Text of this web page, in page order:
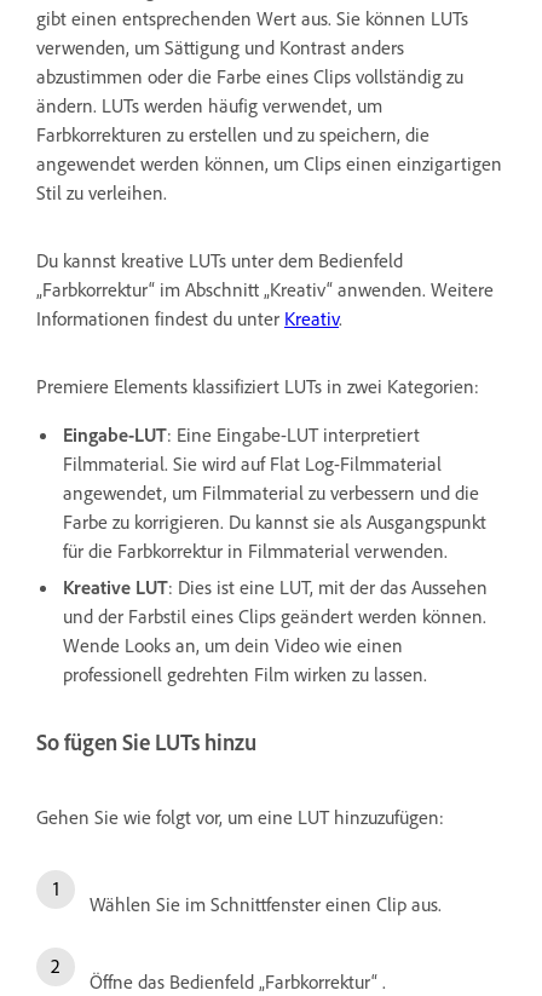
gibt einen entsprechenden Wert aus. Sie können LUTs
verwenden, um Sättigung und Kontrast anders
abzustimmen oder die Farbe eines Clips vollständig zu
ändern. LUTs werden häufig verwendet, um
Farbkorrekturen zu erstellen und zu speichern, die
angewendet werden können, um Clips einen einzigartigen
Stil zu verleihen.
Du kannst kreative LUTs unter dem Bedienfeld
„Farbkorrektur“ im Abschnitt „Kreativ“ anwenden. Weitere
Informationen findest du unter Kreativ.
Premiere Elements klassifiziert LUTs in zwei Kategorien:
Eingabe-LUT: Eine Eingabe-LUT interpretiert
Filmmaterial. Sie wird auf Flat Log-Filmmaterial
angewendet, um Filmmaterial zu verbessern und die
Farbe zu korrigieren. Du kannst sie als Ausgangspunkt
für die Farbkorrektur in Filmmaterial verwenden.
Kreative LUT: Dies ist eine LUT, mit der das Aussehen
und der Farbstil eines Clips geändert werden können.
Wende Looks an, um dein Video wie einen
professionell gedrehten Film wirken zu lassen.
So fügen Sie LUTs hinzu
Gehen Sie wie folgt vor, um eine LUT hinzuzufügen:
Wählen Sie im Schnittfenster einen Clip aus.
Öffne das Bedienfeld „Farbkorrektur“ .